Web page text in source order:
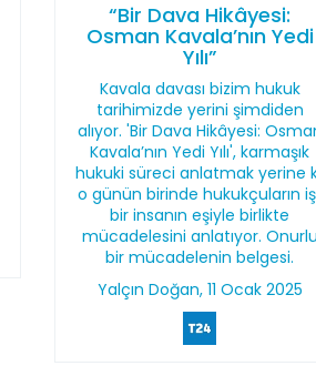
“Bir Dava Hikâyesi:
Osman Kavala’nın Yedi
Yılı”
Kavala davası bizim hukuk
tarihimizde yerini şimdiden
alıyor. 'Bir Dava Hikâyesi:
Kavala’nın Yedi Yılı', karmaşık
hukuki süreci anlatmak yerine
o günün birinde hukukçuların
bir insanın eşiyle birlikte
mücadelesini anlatıyor. Onurlu
bir mücadelenin belgesi.
Yalçın Doğan, 11 Ocak 2025